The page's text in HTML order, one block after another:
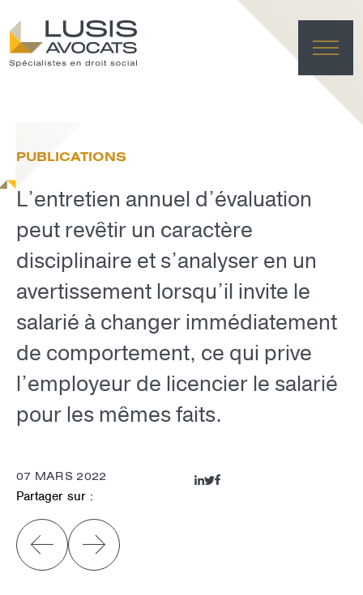
PUBLICATIONS
L’entretien annuel d’évaluation
peut revêtir un caractère
disciplinaire et s’analyser en un
avertissement lorsqu’il invite le
salarié à changer immédiatement
de comportement, ce qui prive
l’employeur de licencier le salarié
pour les mêmes faits.
07 MARS 2022
Partager sur :